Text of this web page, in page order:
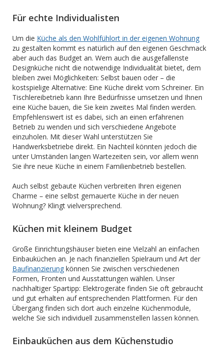
Für echte Individualisten
Um die Küche als den Wohlfühlort in der eigenen Wohnung
zu gestalten kommt es natürlich auf den eigenen Geschmack
aber auch das Budget an. Wem auch die ausgefallenste
Designküche nicht die notwendige Individualität bietet, dem
bleiben zwei Möglichkeiten: Selbst bauen oder – die
kostspielige Alternative: Eine Küche direkt vom Schreiner. Ein
Tischlereibetrieb kann Ihre Bedürfnisse umsetzen und Ihnen
eine Küche bauen, die Sie kein zweites Mal finden werden.
Empfehlenswert ist es dabei, sich an einen erfahrenen
Betrieb zu wenden und sich verschiedene Angebote
einzuholen. Mit dieser Wahl unterstützen Sie
Handwerksbetriebe direkt. Ein Nachteil könnten jedoch die
unter Umständen langen Wartezeiten sein, vor allem wenn
Sie ihre neue Küche in einem Familienbetrieb bestellen.
Auch selbst gebaute Küchen verbreiten Ihren eigenen
Charme – eine selbst gemauerte Küche in der neuen
Wohnung? Klingt vielversprechend.
Küchen mit kleinem Budget
Große Einrichtungshäuser bieten eine Vielzahl an einfachen
Einbauküchen an. Je nach finanziellen Spielraum und Art der
Baufinanzierung können Sie zwischen verschiedenen
Formen, Fronten und Ausstattungen wählen. Unser
nachhaltiger Spartipp: Elektrogeräte finden Sie oft gebraucht
und gut erhalten auf entsprechenden Plattformen. Für den
Übergang finden sich dort auch einzelne Küchenmodule,
welche Sie sich individuell zusammenstellen lassen können.
Einbauküchen aus dem Küchenstudio